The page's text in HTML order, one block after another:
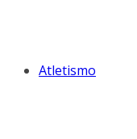
Atletismo